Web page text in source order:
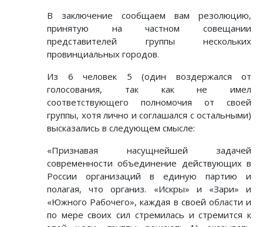
В заключение сообщаем вам резолюцию,
принятую на частном совещании
представителей группы нескольких
провинциальных городов.
Из 6 человек 5 (один воздержался от
голосования, так как не имел
соответствующего полномочия от своей
группы, хотя лично и соглашался с остальными)
высказались в следующем смысле:
«Признавая насущнейшей задачей
современности объединение действующих в
России организаций в единую партию и
полагая, что организ. «Искры» и «Зари» и
«Южного Рабочего», каждая в своей области и
по мере своих сил стремилась и стремится к